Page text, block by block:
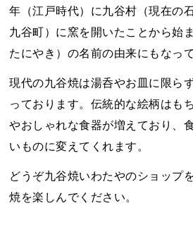
年（江戸時代）に九谷村（現在の
九谷町）に窯を開いたことから始
たにやき）の名前の由来にもなっ
現代の九谷焼は湯呑やお皿に限ら
っております。伝統的な絵柄はも
やおしゃれな食器が増えており、
いものに変えてくれます。
どうぞ九谷焼いわたやのショップ
焼を楽しんでください。